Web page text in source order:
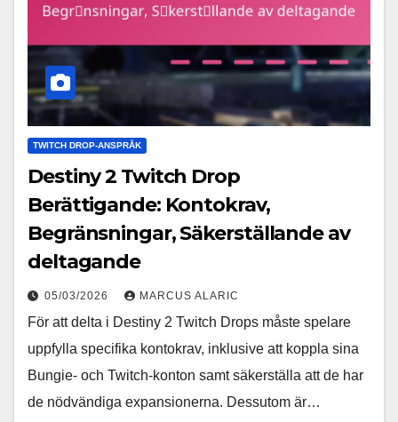
TWITCH DROP-ANSPRÅK
Destiny 2 Twitch Drop
Berättigande: Kontokrav,
Begränsningar, Säkerställande av
deltagande
05/03/2026 MARCUS ALARIC
För att delta i Destiny 2 Twitch Drops måste spelare
uppfylla specifika kontokrav, inklusive att koppla sina
Bungie- och Twitch-konton samt säkerställa att de har
de nödvändiga expansionerna. Dessutom är…